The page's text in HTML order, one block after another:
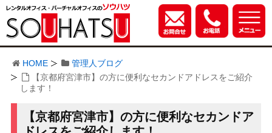
HOME
管理人ブログ
【京都府宮津市】の方に便利なセカンドアドレスをご紹介
します！
【京都府宮津市】の方に便利なセカンドア